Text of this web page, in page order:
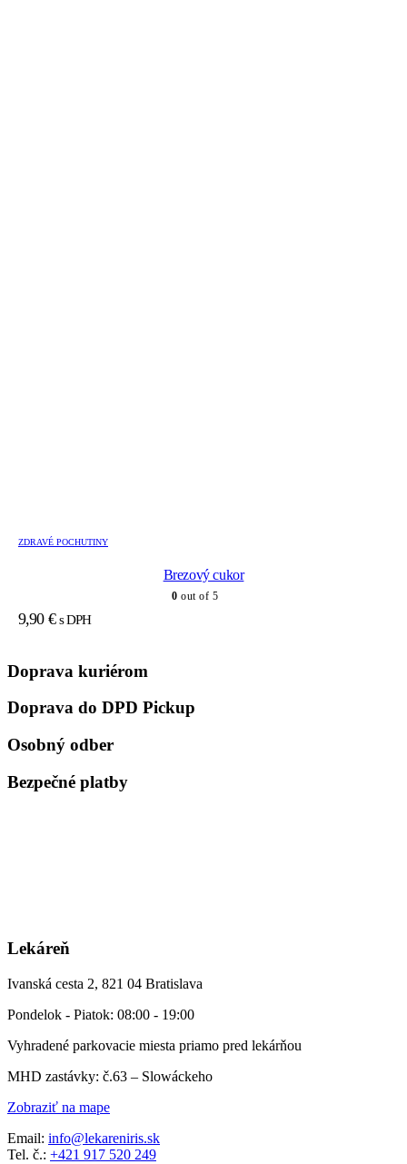
ZDRAVÉ POCHUTINY
Brezový cukor
0 out of 5
9,90 € s DPH
Doprava kuriérom
Doprava do DPD Pickup
Osobný odber
Bezpečné platby
Lekáreň
Ivanská cesta 2, 821 04 Bratislava
Pondelok - Piatok: 08:00 - 19:00
Vyhradené parkovacie miesta priamo pred lekárňou
MHD zastávky: č.63 – Slowáckeho
Zobraziť na mape
Email: info@lekareniris.sk
Tel. č.: +421 917 520 249